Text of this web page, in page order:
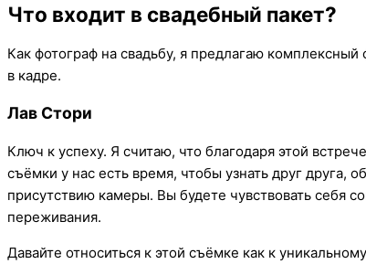
Что входит в свадебный пакет?
Как фотограф на свадьбу, я предлагаю комплексный
в кадре.
Лав Стори
Ключ к успеху. Я считаю, что благодаря этой
съёмки у нас есть время, чтобы узнать друг друга,
присутствию камеры. Вы будете чувствовать себя
переживания.
Давайте относиться к этой съёмке как к